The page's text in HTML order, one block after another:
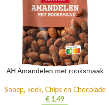
AH Amandelen met rooksmaak
Snoep, koek, Chips en Chocolade
€1,49